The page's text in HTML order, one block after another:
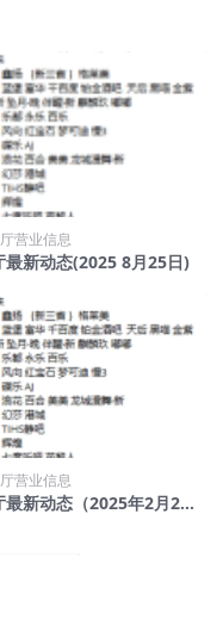
营业信息
最新动态(2025 8月25日)
营业信息
最新动态（2025年2月27